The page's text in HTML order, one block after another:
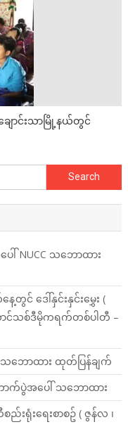
ောင်းသာမြို့နယ်တွင်
Search
for:
ေါ် NUCC သဘောထား
င် ဒေါ်နှင်းနှင်းမွှေး (
င်သစ်ဒီမိုကရက်တစ်ပါတီ –
ဘောထား ထုတ်ပြန်ချက်
ာက်ပွဲအပေါ် သဘောထား
ရုံးရေးစာစဥ် ( ဇွန်လ ၊